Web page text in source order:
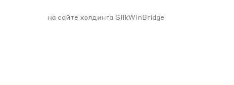
на сайте холдинга SilkWinBridge